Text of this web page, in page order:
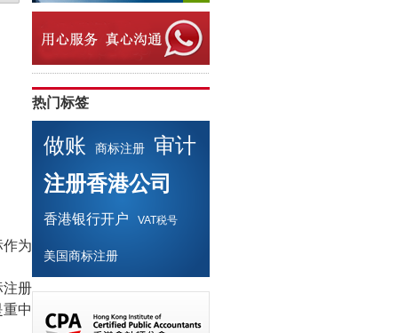
为
注册
中
热门标签
做账 商标注册
审计
注册香港公司
香港银行开户 VAT税号
美国商标注册